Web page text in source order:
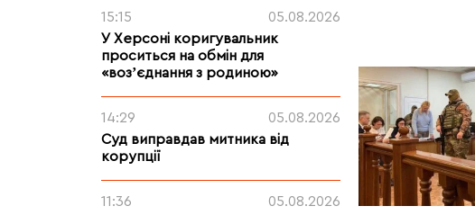
15:15
05.08.2026
У Херсоні коригувальник
проситься на обмін для
«возʼєднання з родиною»
14:29
05.08.2026
Суд виправдав митника від
корупції
11:36
05.08.2026